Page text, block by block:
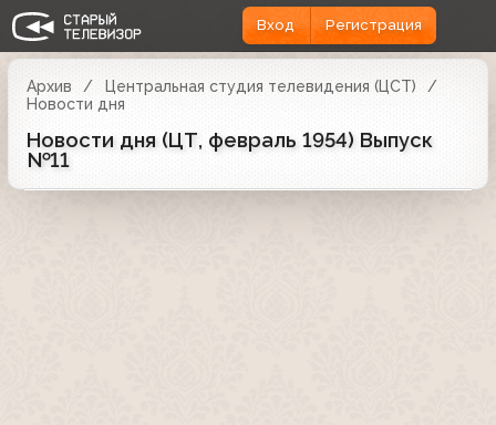
Вход Регистрация
Архив
Центральная студия телевидения (ЦСТ)
Новости дня
Новости дня (ЦТ, февраль 1954) Выпуск
№11